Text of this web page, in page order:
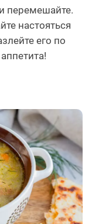
перемешайте.
настояться
его по